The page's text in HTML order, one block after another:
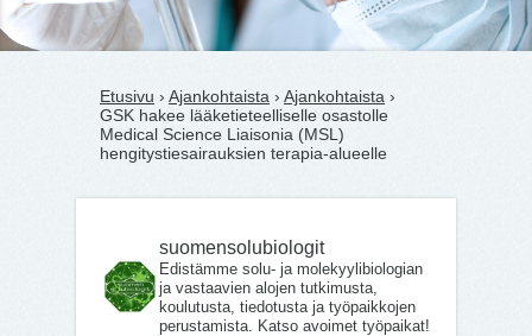
Etusivu › Ajankohtaista › Ajankohtaista ›
GSK hakee lääketieteelliselle osastolle
Medical Science Liaisonia (MSL)
hengitystiesairauksien terapia-alueelle
suomensolubiologit
Edistämme solu- ja molekyylibiologian
ja vastaavien alojen tutkimusta,
koulutusta, tiedotusta ja työpaikkojen
perustamista. Katso avoimet työpaikat!